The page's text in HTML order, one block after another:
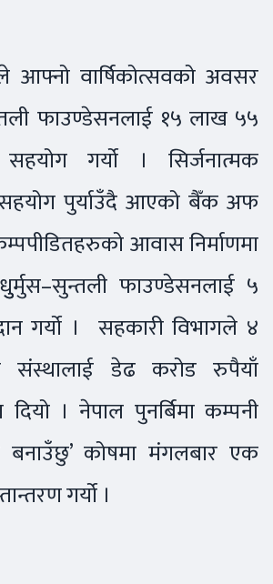
आफ्नो वार्षिकोत्सवको अवसर
फाउण्डेसनलाई १५ लाख ५५
गर्यो । सिर्जनात्मक
पुर्याउँदै आएको बैँक अफ
आवास निर्माणमा
फाउण्डेसनलाई ५
गर्यो । सहकारी विभागले ४
संस्थालाई डेढ करोड रुपैयाँ
। नेपाल पुनर्बिमा कम्पनी
बनाउँछु’ कोषमा मंगलबार एक
गर्यो ।